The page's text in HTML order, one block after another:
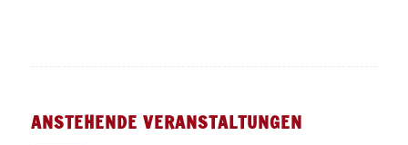
ANSTEHENDE VERANSTALTUNGEN